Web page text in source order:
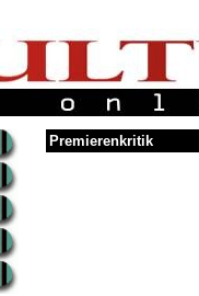
Premierenkritik